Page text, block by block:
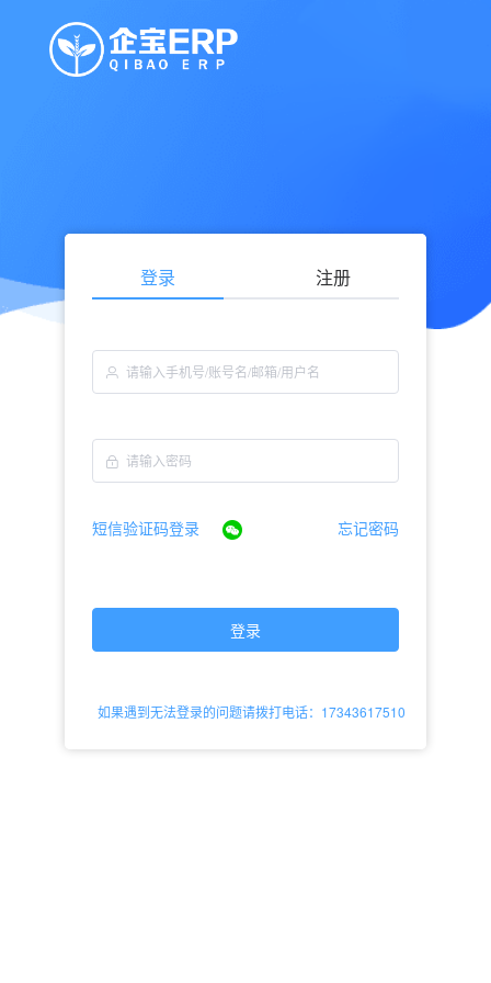
登录 注册
短信验证码登录 忘记密码
登录
如果遇到无法登录的问题请拨打电话：17343617510